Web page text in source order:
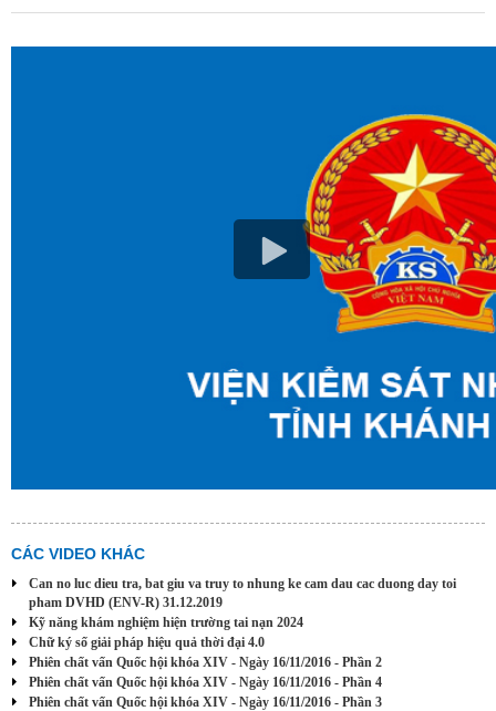
CÁC VIDEO KHÁC
Can no luc dieu tra, bat giu va truy to nhung ke cam dau cac duong day toi
pham DVHD (ENV-R) 31.12.2019
Kỹ năng khám nghiệm hiện trường tai nạn 2024
Chữ ký số giải pháp hiệu quả thời đại 4.0
Phiên chất vấn Quốc hội khóa XIV - Ngày 16/11/2016 - Phần 2
Phiên chất vấn Quốc hội khóa XIV - Ngày 16/11/2016 - Phần 4
Phiên chất vấn Quốc hội khóa XIV - Ngày 16/11/2016 - Phần 3